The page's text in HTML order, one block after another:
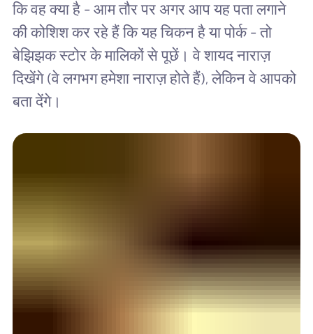
कि वह क्या है - आम तौर पर अगर आप यह पता लगाने
की कोशिश कर रहे हैं कि यह चिकन है या पोर्क - तो
बेझिझक स्टोर के मालिकों से पूछें। वे शायद नाराज़
दिखेंगे (वे लगभग हमेशा नाराज़ होते हैं), लेकिन वे आपको
बता देंगे।